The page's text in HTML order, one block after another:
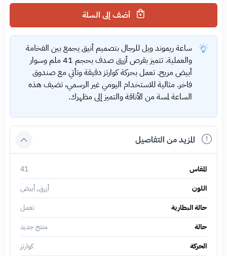
ساعة ريموند ويل للرجال بتصميم أنيق يجمع بين الفخامة
والعملية. تتميز بقرص أزرق صدف بحجم 41 ملم وسوار
أبيض مريح. تعمل بحركة كوارتز دقيقة وتأتي مع صندوق
فاخر. مثالية للاستخدام اليومي غير الرسمي، تضيف هذه
الساعة لمسة من الأناقة والتميز إلى مظهرك.
المزيد من التفاصيل
المقاس
41
اللون
أزرق, أبيض
حالة البطارية
تعمل
حالة
منتج جديد
الحركة
كوارتز